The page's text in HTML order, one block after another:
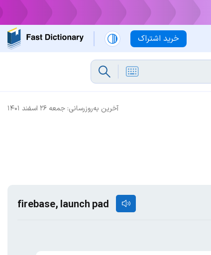
خرید اشتراک
آخرین به‌روزرسانی: جمعه ۲۶ اسفند ۱۴۰۱
firebase, launch pad